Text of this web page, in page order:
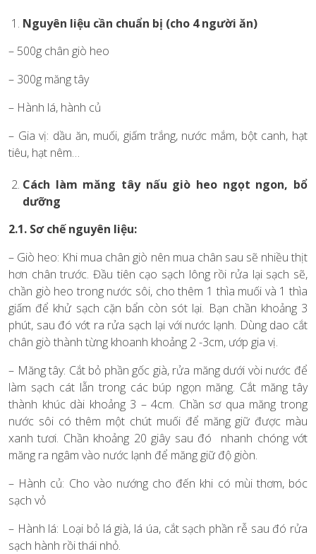
Nguyên liệu cần chuẩn bị (cho 4 người ăn)
– 500g chân giò heo
– 300g măng tây
– Hành lá, hành củ
– Gia vị: dầu ăn, muối, giấm trắng, nước mắm, bột canh, hạt
tiêu, hạt nêm…
Cách làm măng tây nấu giò heo ngọt ngon, bổ
dưỡng
2.1. Sơ chế nguyên liệu:
– Giò heo: Khi mua chân giò nên mua chân sau sẽ nhiều thịt
hơn chân trước. Đầu tiên cạo sạch lông rồi rửa lại sạch sẽ,
chần giò heo trong nước sôi, cho thêm 1 thìa muối và 1 thìa
giấm để khử sạch cặn bẩn còn sót lại. Bạn chần khoảng 3
phút, sau đó vớt ra rửa sạch lại với nước lạnh. Dùng dao cắt
chân giò thành từng khoanh khoảng 2 -3cm, ướp gia vị.
– Măng tây: Cắt bỏ phần gốc già, rửa măng dưới vòi nước để
làm sạch cát lẫn trong các búp ngọn măng. Cắt măng tây
thành khúc dài khoảng 3 – 4cm. Chần sơ qua măng trong
nước sôi có thêm một chút muối để măng giữ được màu
xanh tươi. Chần khoảng 20 giây sau đó nhanh chóng vớt
măng ra ngâm vào nước lạnh để măng giữ độ giòn.
– Hành củ: Cho vào nướng cho đến khi có mùi thơm, bóc
sạch vỏ
– Hành lá: Loại bỏ lá già, lá úa, cắt sạch phần rễ sau đó rửa
sạch hành rồi thái nhỏ.